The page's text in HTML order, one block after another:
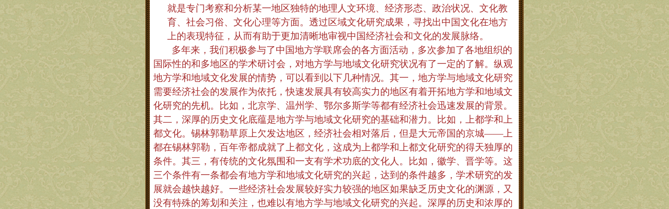
就是专门考察和分析某一地区独特的地理人文环境、经济形态、政治状况、文化教
育、社会习俗、文化心理等方面。透过区域文化研究成果，寻找出中国文化在地方
上的表现特征，从而有助于更加清晰地审视中国经济社会和文化的发展脉络。
多年来，我们积极参与了中国地方学联席会的各方面活动，多次参加了各地组织的
国际性的和多地区的学术研讨会，对地方学与地域文化研究状况有了一定的了解。纵观
地方学和地域文化发展的情势，可以看到以下几种情况。其一，地方学与地域文化研究
需要经济社会的发展作为依托，快速发展具有较高实力的地区有着开拓地方学和地域文
化研究的先机。比如，北京学、温州学、鄂尔多斯学等都有经济社会迅速发展的背景。
其二，深厚的历史文化底蕴是地方学与地域文化研究的基础和潜力。比如，上都学和上
都文化。锡林郭勒草原上欠发达地区，经济社会相对落后，但是大元帝国的京城——上
都在锡林郭勒，百年帝都成就了上都文化，这成为上都学和上都文化研究的得天独厚的
条件。其三，有传统的文化氛围和一支有学术功底的文化人。比如，徽学、晋学等。这
三个条件有一条都会有地方学和地域文化研究的兴起，达到的条件越多，学术研究的发
展就会越快越好。一些经济社会发展较好实力较强的地区如果缺乏历史文化的渊源，又
没有特殊的筹划和关注，也难以有地方学与地域文化研究的兴起。深厚的历史和浓厚的